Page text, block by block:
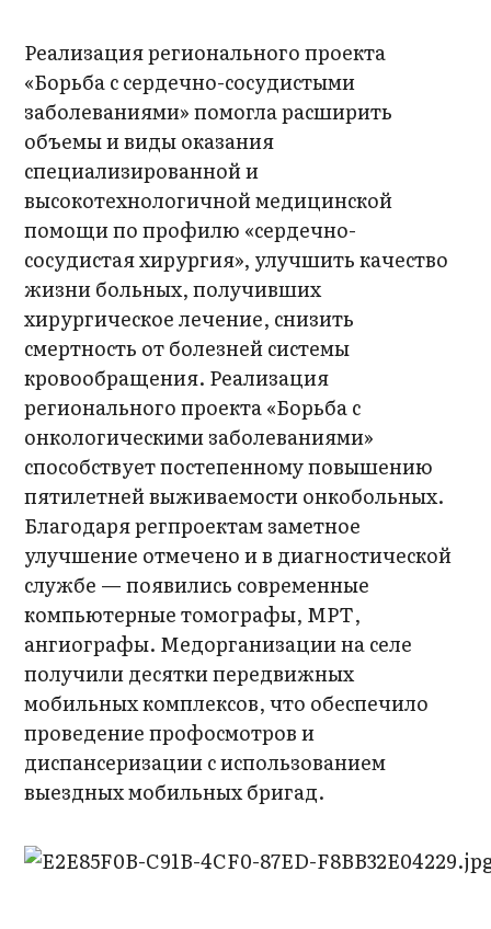
Реализация регионального проекта
«Борьба с сердечно-сосудистыми
заболеваниями» помогла расширить
объемы и виды оказания
специализированной и
высокотехнологичной медицинской
помощи по профилю «сердечно-
сосудистая хирургия», улучшить качество
жизни больных, получивших
хирургическое лечение, снизить
смертность от болезней системы
кровообращения. Реализация
регионального проекта «Борьба с
онкологическими заболеваниями»
способствует постепенному повышению
пятилетней выживаемости онкобольных.
Благодаря регпроектам заметное
улучшение отмечено и в диагностической
службе — появились современные
компьютерные томографы, МРТ,
ангиографы. Медорганизации на селе
получили десятки передвижных
мобильных комплексов, что обеспечило
проведение профосмотров и
диспансеризации с использованием
выездных мобильных бригад.